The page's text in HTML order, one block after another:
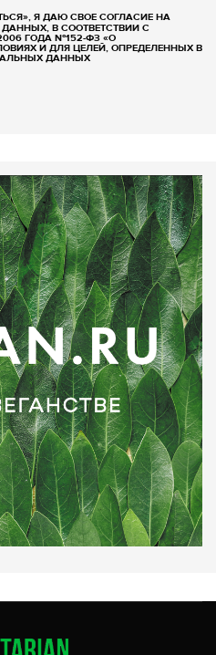
Я ДАЮ СВОЕ СОГЛАСИЕ НА
В СООТВЕТСТВИИ С
ГОДА №152-ФЗ «О
И ДЛЯ ЦЕЛЕЙ, ОПРЕДЕЛЕННЫХ В
ДАННЫХ